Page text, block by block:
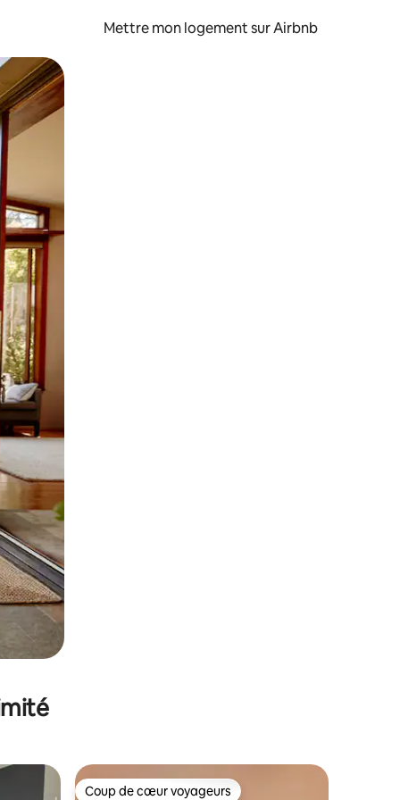
Mettre mon logement sur Airbnb
glisser.
Coup de cœur voyageurs